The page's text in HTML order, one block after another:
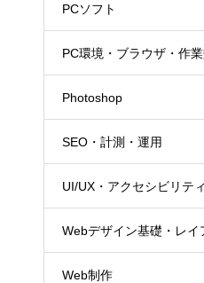
PCソフト
PC環境・ブラウザ・作
Photoshop
SEO・計測・運用
UI/UX・アクセシビリティ
Webデザイン基礎・レイ
Web制作